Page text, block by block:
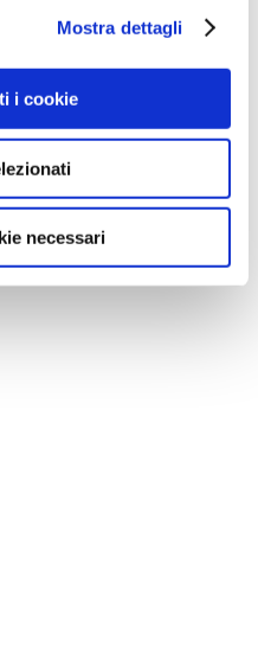
Mostra dettagli
i cookie
necessari